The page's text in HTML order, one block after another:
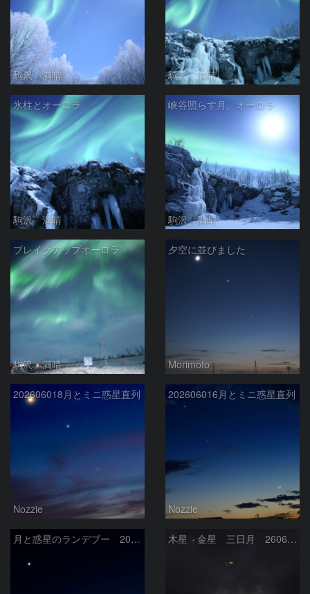
駒沢 満晴 駒沢 満晴
氷柱とオーロラ
駒沢 満晴
峡谷照らす月、オーロラ
駒沢 満晴
ブレイクアップオーロラ
駒沢 満晴
夕空に並びました
Morimoto
202606018月とミニ惑星直列
Nozzie
202606016月とミニ惑星直列
Nozzie
月と惑星のランデブー 2026/06/19 木星 金星 三日月 260618